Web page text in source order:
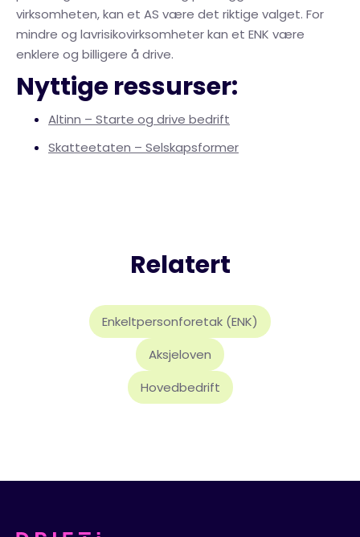
virksomheten, kan et AS være det riktige valget. For
mindre og lavrisikovirksomheter kan et ENK være
enklere og billigere å drive.
Nyttige ressurser:
Altinn – Starte og drive bedrift
Skatteetaten – Selskapsformer
Relatert
Enkeltpersonforetak (ENK)
Aksjeloven
Hovedbedrift